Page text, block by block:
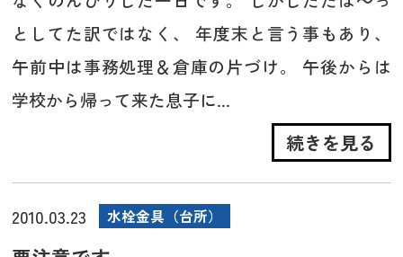
としてた訳ではなく、 年度末と言う事もあり、
午前中は事務処理＆倉庫の片づけ。 午後からは
学校から帰って来た息子に...
続きを見る
2010.03.23 水栓金具（台所）